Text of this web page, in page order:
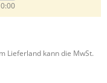
0:00
Lieferland kann die MwSt.